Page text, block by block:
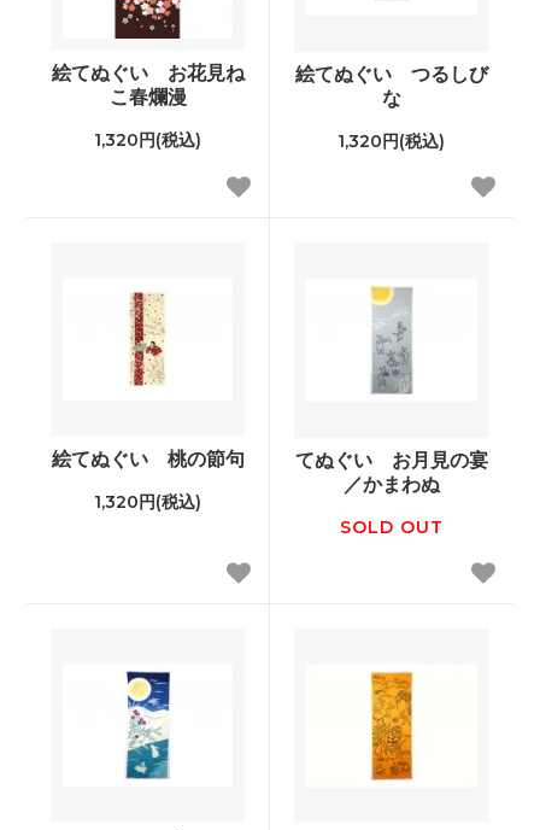
絵てぬぐい お花見ね
こ春爛漫
1,320円(税込)
絵てぬぐい つるしび
な
1,320円(税込)
絵てぬぐい 桃の節句
1,320円(税込)
てぬぐい お月見の宴
／かまわぬ
SOLD OUT